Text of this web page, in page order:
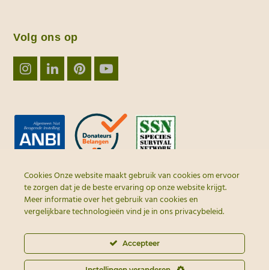
Volg ons op
Instagram
LinkedInPinterestYouTube
voorbehouden | webdesign door
Cookies Onze website maakt gebruik van cookies om ervoor
te zorgen dat je de beste ervaring op onze website krijgt.
Meer informatie over het gebruik van cookies en
vergelijkbare technologieën vind je in onsprivacybeleid.
Accepteer